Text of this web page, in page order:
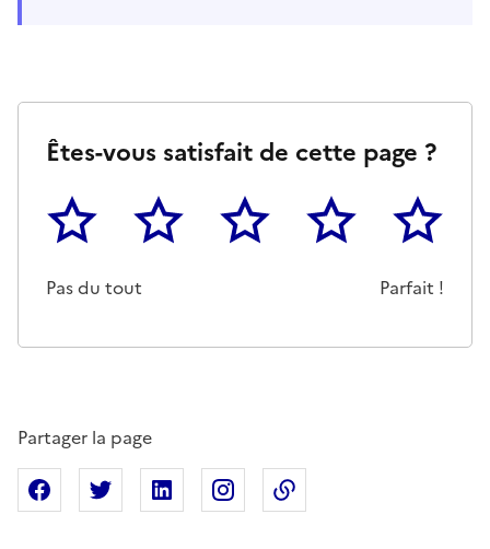
Êtes-vous satisfait de cette page ?
1
Pas du tout
2 3 4 5
Parfait !
Partager la page
Partager sur Facebook
Partager sur XPartager sur Linkedin
Partager sur Instagram